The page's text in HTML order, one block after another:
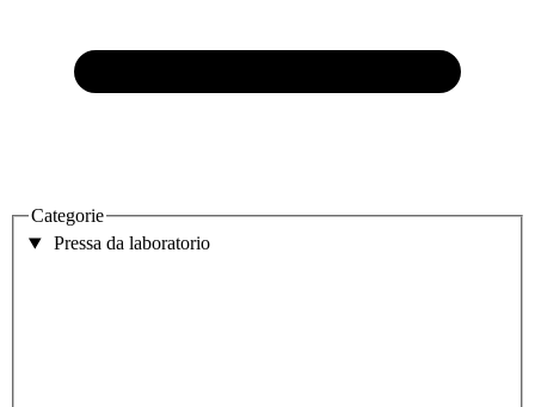
Categorie
Pressa da laboratorio